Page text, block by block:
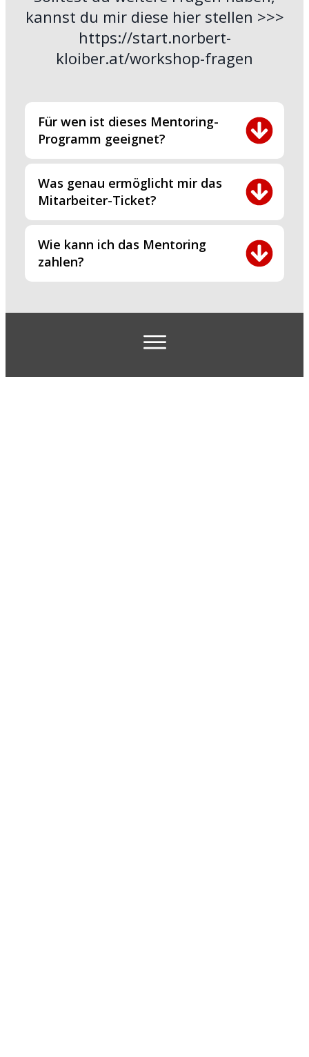
kannst du mir diese hier stellen >>>
https://start.norbert-
kloiber.at/workshop-fragen
Für wen ist dieses Mentoring-
Programm geeignet?
Was genau ermöglicht mir das
Mitarbeiter-Ticket?
Wie kann ich das Mentoring
zahlen?